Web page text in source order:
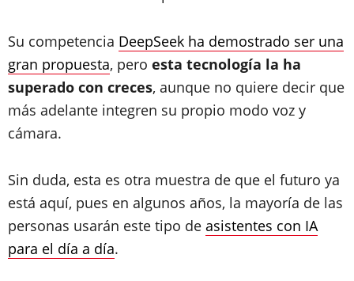
Su competencia DeepSeek ha demostrado ser una
gran propuesta, pero esta tecnología la ha
superado con creces, aunque no quiere decir que
más adelante integren su propio modo voz y
cámara.
Sin duda, esta es otra muestra de que el futuro ya
está aquí, pues en algunos años, la mayoría de las
personas usarán este tipo de asistentes con IA
para el día a día.